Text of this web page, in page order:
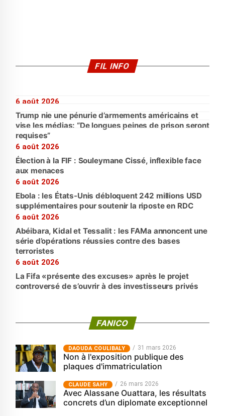
FIL INFO
6 août 2026
Trump nie une pénurie d’armements américains et
vise les médias: “De longues peines de prison seront
requises”
6 août 2026
Élection à la FIF : Souleymane Cissé, inflexible face
aux menaces
6 août 2026
Ebola : les États-Unis débloquent 242 millions USD
supplémentaires pour soutenir la riposte en RDC
6 août 2026
Abéibara, Kidal et Tessalit : les FAMa annoncent une
série d’opérations réussies contre des bases
terroristes
6 août 2026
La Fifa «présente des excuses» après le projet
controversé de s’ouvrir à des investisseurs privés
FANICO
‎DAOUDA COULIBALY 31 mars 2026
Non à l'exposition publique des
plaques d'immatriculation
CLAUDE SAHY 26 mars 2026
Avec Alassane Ouattara, les résultats
concrets d’un diplomate exceptionnel